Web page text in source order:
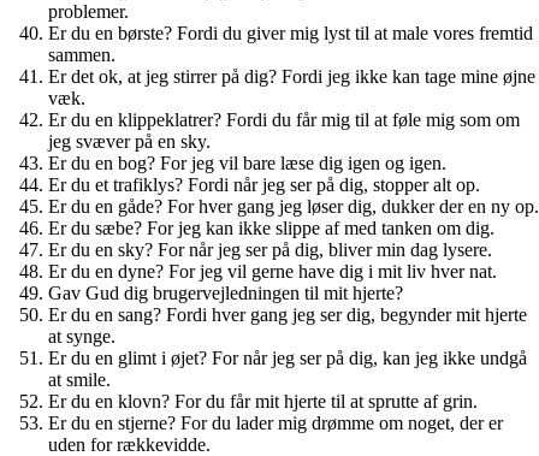
problemer.
Er du en børste? Fordi du giver mig lyst til at male vores fremtid
sammen.
Er det ok, at jeg stirrer på dig? Fordi jeg ikke kan tage mine øjne
væk.
Er du en klippeklatrer? Fordi du får mig til at føle mig som om
jeg svæver på en sky.
Er du en bog? For jeg vil bare læse dig igen og igen.
Er du et trafiklys? Fordi når jeg ser på dig, stopper alt op.
Er du en gåde? For hver gang jeg løser dig, dukker der en ny op.
Er du sæbe? For jeg kan ikke slippe af med tanken om dig.
Er du en sky? For når jeg ser på dig, bliver min dag lysere.
Er du en dyne? For jeg vil gerne have dig i mit liv hver nat.
Gav Gud dig brugervejledningen til mit hjerte?
Er du en sang? Fordi hver gang jeg ser dig, begynder mit hjerte
at synge.
Er du en glimt i øjet? For når jeg ser på dig, kan jeg ikke undgå
at smile.
Er du en klovn? For du får mit hjerte til at sprutte af grin.
Er du en stjerne? For du lader mig drømme om noget, der er
uden for rækkevidde.